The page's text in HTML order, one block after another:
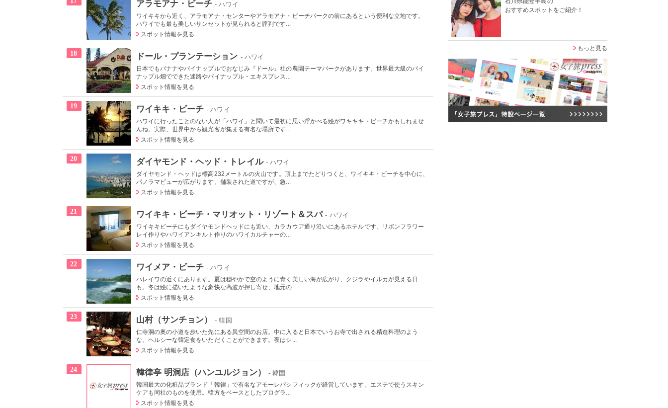
アラモアナ・ビーチ - ハワイ
ワイキキから近く、アラモアナ・センターやアラモアナ・ビーチパークの前にあるという便利な立地です。
ハワイでも最も美しいサンセットが見られると評判です...
スポット情報を見る
18 ドール・プランテーション - ハワイ
日本でもバナナやパイナップルでおなじみ『ドール』社の農園テーマパークがあります。世界最大級のパイ
ナップル畑でできた迷路やパイナップル・エキスプレス...
スポット情報を見る
19 ワイキキ・ビーチ - ハワイ
ハワイに行ったことのない人が「ハワイ」と聞いて最初に思い浮かべる絵がワキキキ・ビーチかもしれませ
んね。実際、世界中から観光客が集まる有名な場所です...
スポット情報を見る
20 ダイヤモンド・ヘッド・トレイル - ハワイ
ダイヤモンド・ヘッドは標高232メートルの火山です。頂上までたどりつくと、ワイキキ・ビーチを中心に、
パノラマビューが広がります。舗装された道ですが、急...
スポット情報を見る
21 ワイキキ・ビーチ・マリオット・リゾート＆スパ - ハワイ
ワイキキビーチにもダイヤモンドヘッドにも近い、カラカウア通り沿いにあるホテルです。リボンフラワー
レイ作りやハワイアンキルト作りのハワイカルチャーの...
スポット情報を見る
22 ワイメア・ビーチ - ハワイ
ハレイワの近くにあります。夏は穏やかで空のように青く美しい海が広がり、クジラやイルカが見える日
も。冬は絵に描いたような豪快な高波が押し寄せ、地元の...
スポット情報を見る
23 山村（サンチョン） - 韓国
仁寺洞の奥の小道を歩いた先にある異空間のお店。中に入ると日本でいうお寺で出される精進料理のよう
な、ヘルシーな韓定食をいただくことができます。夜はシ...
スポット情報を見る
24 韓律亭 明洞店（ハンユルジョン） - 韓国
韓国最大の化粧品ブランド「韓律」で有名なアモーレパシフィックが経営しています。エステで使うスキン
ケアも同社のものを使用。韓方をベースとしたプログラ...
スポット情報を見る
おすすめスポットをご紹介！
もっと見る